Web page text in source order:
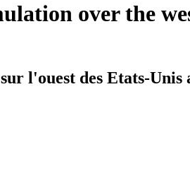
over the
l'ouest des Etats-Unis